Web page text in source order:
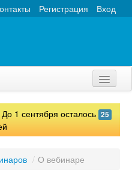
Вход
Регистрация
1 сентября осталось 25
/ О вебинаре